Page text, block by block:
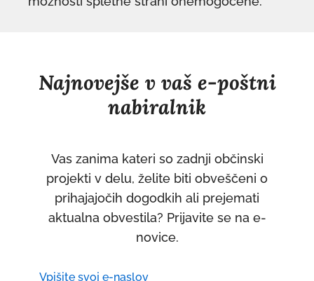
Najnovejše v vaš e-poštni
nabiralnik
Vas zanima kateri so zadnji občinski
projekti v delu, želite biti obveščeni o
prihajajočih dogodkih ali prejemati
aktualna obvestila? Prijavite se na e-
novice.